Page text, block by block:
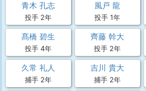
青木 孔志
投手 2年
風戸 龍
投手 1年
髙橋 碧生
投手 4年
齊藤 幹大
投手 2年
久常 礼人
捕手 2年
吉川 貴大
捕手 2年